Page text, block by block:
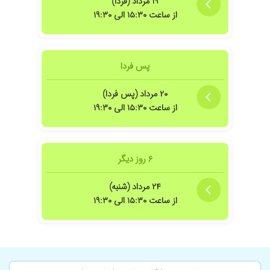
نازایی و کم کاری تخمدان داشتم که بار دار شدم و
دیدم و خدا پدر مادر شوند بیامرزه ک درد منو درمان
کرد و ایشون توی کارشون خیلی حرفه ای هستن
۱۴۰۲/۰۷/۰۷
عدم رضایت
فعلا تحت درمانم یک جلسه مراجعه کردم
عالی بودن
خوب هستن
خیلی خوب ۱۴۰۳/۰۸/۱۶
عدم رضایت ۱۴۰۴/۱۱/۰۶
از ساعت ۱۵:۳۰ الی ۱۹:۳۰
پس فردا
۲۰ مرداد (پس فردا)
از ساعت ۱۵:۳۰ الی ۱۹:۳۰
۶ روز دیگر
۲۴ مرداد (شنبه)
از ساعت ۱۵:۳۰ الی ۱۹:۳۰